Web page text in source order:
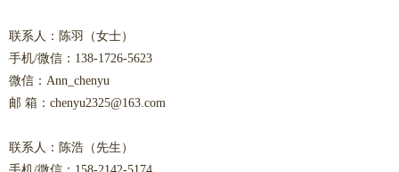
联系人：陈羽（女士）
手机/微信：138-1726-5623
微信：Ann_chenyu
邮 箱：chenyu2325@163.com
联系人：陈浩（先生）